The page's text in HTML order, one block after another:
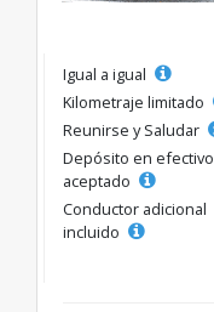
Igual a igual
Kilometraje limitado
Reunirse y Saludar
Depósito en efectivo
aceptado
Conductor adicional
incluido